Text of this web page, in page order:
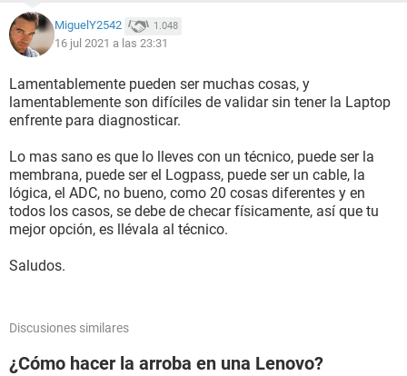
MiguelY2542 1.048
16 jul 2021 a las 23:31
Lamentablemente pueden ser muchas cosas, y
lamentablemente son difíciles de validar sin tener la Laptop
enfrente para diagnosticar.
Lo mas sano es que lo lleves con un técnico, puede ser la
membrana, puede ser el Logpass, puede ser un cable, la
lógica, el ADC, no bueno, como 20 cosas diferentes y en
todos los casos, se debe de checar físicamente, así que tu
mejor opción, es llévala al técnico.
Saludos.
Discusiones similares
¿Cómo hacer la arroba en una Lenovo?